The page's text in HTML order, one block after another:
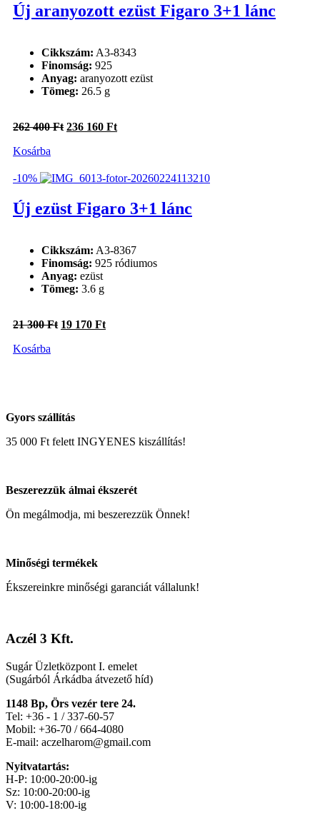
Új aranyozott ezüst Figaro 3+1 lánc
Cikkszám: A3-8343
Finomság: 925
Anyag: aranyozott ezüst
Tömeg: 26.5 g
262 400Ft Original
400 Ft.
236 160 FtCurrent
160 Ft.
Kosárba
-10%
Új ezüst Figaro 3+1 lánc
Cikkszám: A3-8367
Finomság: 925 ródiumos
Anyag: ezüst
Tömeg: 3.6 g
21 300Ft Original
19 170 FtCurrent
Kosárba
Gyors szállítás
35 000 Ft felett INGYENES kiszállítás!
Beszerezzük álmai ékszerét
Ön megálmodja, mi beszerezzük Önnek!
Minőségi termékek
Ékszereinkre minőségi garanciát vállalunk!
Aczél 3 Kft.
Sugár Üzletközpont I. emelet
(Sugárból Árkádba átvezető híd)
1148 Bp, Örs vezér tere 24.
Tel: +36 - 1 / 337-60-57
Mobil: +36-70 / 664-4080
E-mail: aczelharom@gmail.com
Nyitvatartás:
H-P: 10:00-20:00-ig
Sz: 10:00-20:00-ig
V: 10:00-18:00-ig